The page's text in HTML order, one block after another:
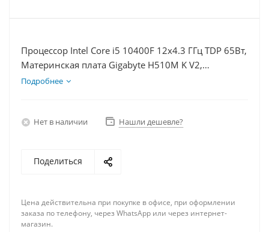
Процессор Intel Core i5 10400F 12x4.3 ГГц TDP 65Вт,
Материнская плата Gigabyte H510M K V2,
Видеокарта RTX 4080 16Гб, Память DDR4 8Gb,
Подробнее
Нет в наличии Нашли дешевле?
Поделиться
Цена действительна при покупке в офисе, при оформлении
заказа по телефону, через WhatsApp или через интернет-
магазин.